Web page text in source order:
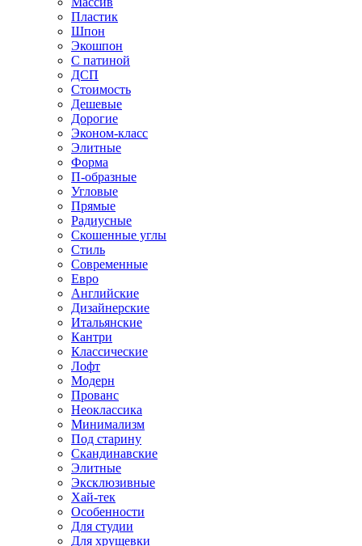
Пластик
Шпон
Экошпон
С патиной
ДСП
Стоимость
Дешевые
Дорогие
Эконом-класс
Элитные
Форма
П-образные
Угловые
Прямые
Радиусные
Скошенные углы
Стиль
Современные
Евро
Английские
Дизайнерские
Итальянские
Кантри
Классические
Лофт
Модерн
Прованс
Неоклассика
Минимализм
Под старину
Скандинавские
Элитные
Эксклюзивные
Хай-тек
Особенности
Для студии
Для хрущевки